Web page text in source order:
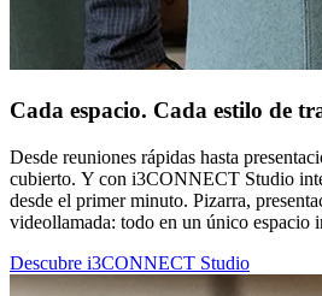
Cada espacio. Cada estilo de
Desde reuniones rápidas hasta
cubierto. Y con i3CONNECT Studio
desde el primer minuto. Pizarra,
videollamada: todo en un único espacio
Descubre i3CONNECT Studio